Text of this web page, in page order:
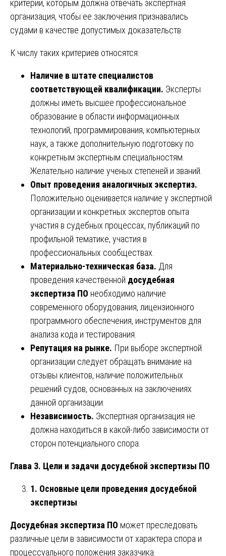
критерии, которым должна отвечать экспертная
организация, чтобы ее заключения признавались
судами в качестве допустимых доказательств.
К числу таких критериев относятся:
Наличие в штате специалистов
соответствующей квалификации. Эксперты
должны иметь высшее профессиональное
образование в области информационных
технологий, программирования, компьютерных
наук, а также дополнительную подготовку по
конкретным экспертным специальностям.
Желательно наличие ученых степеней и званий.
Опыт проведения аналогичных экспертиз.
Положительно оценивается наличие у экспертной
организации и конкретных экспертов опыта
участия в судебных процессах, публикаций по
профильной тематике, участия в
профессиональных сообществах.
Материально-техническая база. Для
проведения качественной досудебная
экспертиза ПО необходимо наличие
современного оборудования, лицензионного
программного обеспечения, инструментов для
анализа кода и тестирования.
Репутация на рынке. При выборе экспертной
организации следует обращать внимание на
отзывы клиентов, наличие положительных
решений судов, основанных на заключениях
данной организации.
Независимость. Экспертная организация не
должна находиться в какой-либо зависимости от
сторон потенциального спора.
Глава 3. Цели и задачи досудебной экспертизы ПО
1. Основные цели проведения досудебной
экспертизы
Досудебная экспертиза ПО может преследовать
различные цели в зависимости от характера спора и
процессуального положения заказчика.